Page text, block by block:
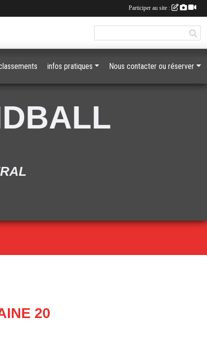
20
infos pratiques Nous contacter ou réserver
Participer au site :